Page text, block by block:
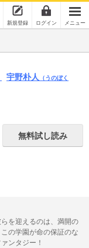
新規登録 ログイン メニュー
宇野朴人
（うのぼく
無料試し読み
を迎えるのは、満開の
の学園が命の保証のな
ンタジー！